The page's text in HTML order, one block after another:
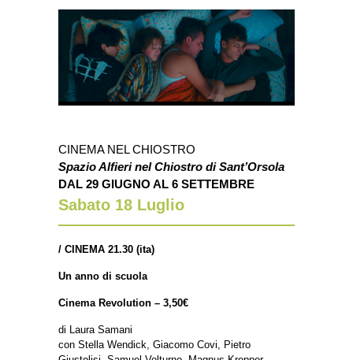
CINEMA NEL CHIOSTRO
Spazio Alfieri nel Chiostro di Sant’Orsola
DAL 29 GIUGNO AL 6 SETTEMBRE
Sabato 18 Luglio
/ CINEMA 21.30 (ita)
Un anno di scuola
Cinema Revolution – 3,50€
di Laura Samani
con Stella Wendick, Giacomo Covi, Pietro